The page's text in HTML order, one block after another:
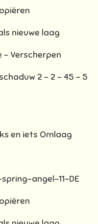
nieuwe laag
– Verscherpen
2 – 2 – 45 – 5
en iets Omlaag
angel-11-DE